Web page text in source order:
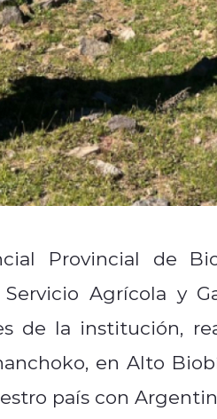
Provincial de
Servicio Agrícola y
de la institución,
en Alto
país con